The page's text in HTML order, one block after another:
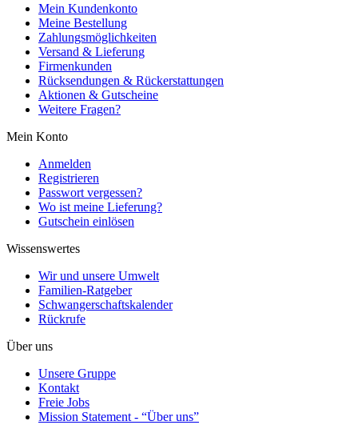
Mein Kundenkonto
Meine Bestellung
Zahlungsmöglichkeiten
Versand & Lieferung
Firmenkunden
Rücksendungen & Rückerstattungen
Aktionen & Gutscheine
Weitere Fragen?
Mein Konto
Anmelden
Registrieren
Passwort vergessen?
Wo ist meine Lieferung?
Gutschein einlösen
Wissenswertes
Wir und unsere Umwelt
Familien-Ratgeber
Schwangerschaftskalender
Rückrufe
Über uns
Unsere Gruppe
Kontakt
Freie Jobs
Mission Statement - “Über uns”